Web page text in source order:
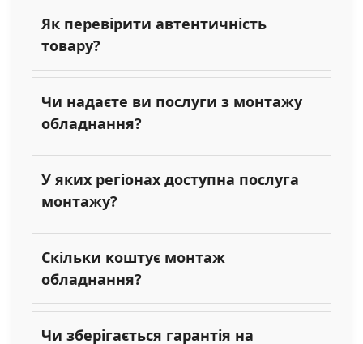
Як перевірити автентичність
товару?
Чи надаєте ви послуги з монтажу
обладнання?
У яких регіонах доступна послуга
монтажу?
Скільки коштує монтаж
обладнання?
Чи зберігається гарантія на